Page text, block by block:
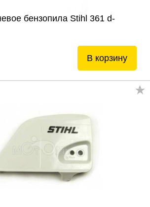
бензопила Stihl 361 d-
В корзину